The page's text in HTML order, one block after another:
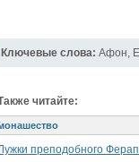
Ключевые слова: Афон,
читайте:
преподобного